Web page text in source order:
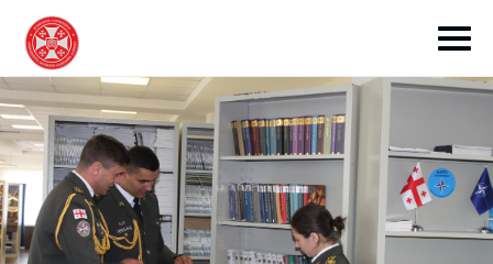
toggle submenu